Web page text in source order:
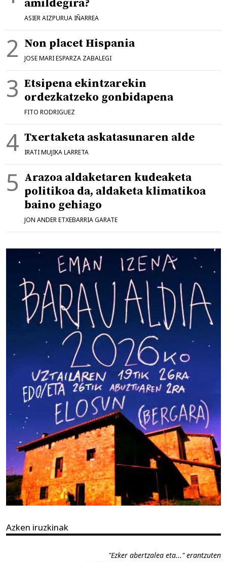
amildegira?
ASIER AIZPURUA IÑARREA
Non placet Hispania
JOSE MARI ESPARZA ZABALEGI
Etsipena ekintzarekin
ordezkatzeko gonbidapena
FITO RODRIGUEZ
Txertaketa askatasunaren alde
IRATI MUJIKA LARRETA
Arazoa aldaketaren kudeaketa
politikoa da, aldaketa klimatikoa
baino gehiago
JON ANDER ETXEBARRIA GARATE
Azken iruzkinak
"Ezker abertzalea eta..." erantzuten